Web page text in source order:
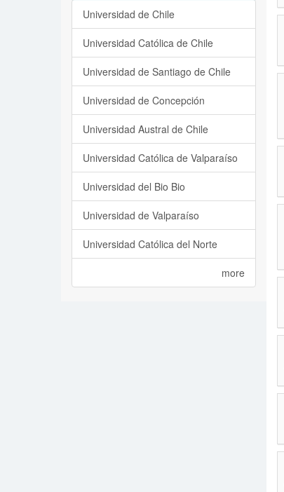
Universidad de Chile
Universidad Católica de Chile
Universidad de Santiago de Chile
Universidad de Concepción
Universidad Austral de Chile
Universidad Católica de Valparaíso
Universidad del Bio Bio
Universidad de Valparaíso
Universidad Católica del Norte
more